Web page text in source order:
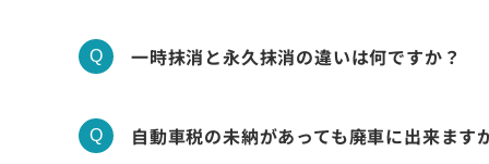
一時抹消と永久抹消の違いは何ですか？
自動車税の未納があっても廃車に出来ます